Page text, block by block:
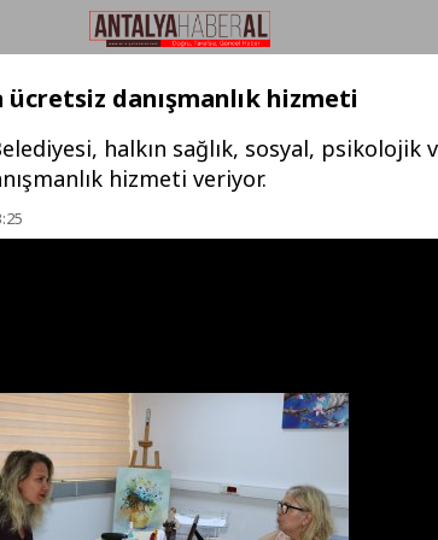
danışmanlık hizmeti
halkın sağlık, sosyal, psikolojik
hizmeti veriyor.